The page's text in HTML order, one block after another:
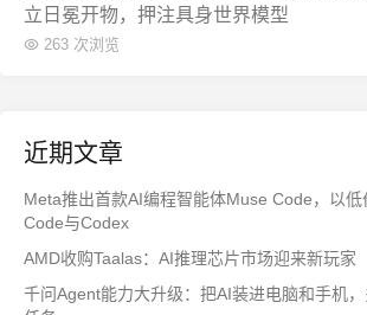
立日冕开物，押注具身世界模型
263 次浏览
近期文章
Meta推出首款AI编程智能体Muse Code，以低
Code与Codex
AMD收购Taalas：AI推理芯片市场迎来新玩家
千问Agent能力大升级：把AI装进电脑和手机